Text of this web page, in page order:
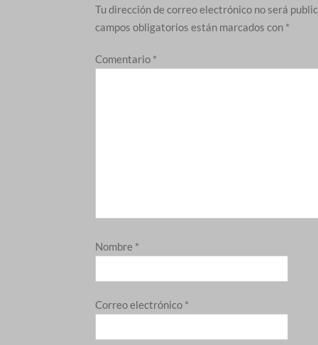
Tu dirección de correo electrónico no será
campos obligatorios están marcados con *
Comentario *
Nombre *
Correo electrónico *